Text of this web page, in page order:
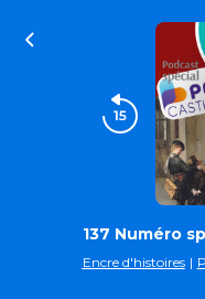
137 Numéro
Encre d'histoires |